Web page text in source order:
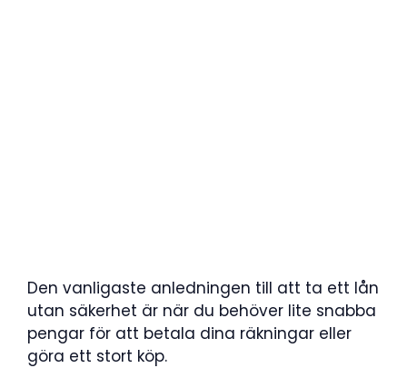
Den vanligaste anledningen till att ta ett lån
utan säkerhet är när du behöver lite snabba
pengar för att betala dina räkningar eller
göra ett stort köp.